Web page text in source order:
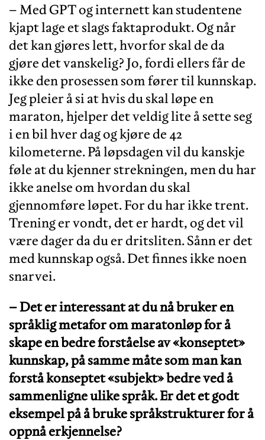
– Med GPT og internett kan studentene
kjapt lage et slags faktaprodukt. Og når
det kan gjøres lett, hvorfor skal de da
gjøre det vanskelig? Jo, fordi ellers får de
ikke den prosessen som fører til kunnskap.
Jeg pleier å si at hvis du skal løpe en
maraton, hjelper det veldig lite å sette seg
i en bil hver dag og kjøre de 42
kilometerne. På løpsdagen vil du kanskje
føle at du kjenner strekningen, men du har
ikke anelse om hvordan du skal
gjennomføre løpet. For du har ikke trent.
Trening er vondt, det er hardt, og det vil
være dager da du er dritsliten. Sånn er det
med kunnskap også. Det finnes ikke noen
snarvei.
– Det er interessant at du nå bruker en
språklig metafor om maratonløp for å
skape en bedre forståelse av «konseptet»
kunnskap, på samme måte som man kan
forstå konseptet «subjekt» bedre ved å
sammenligne ulike språk. Er det et godt
eksempel på å bruke språkstrukturer for å
oppnå erkjennelse?